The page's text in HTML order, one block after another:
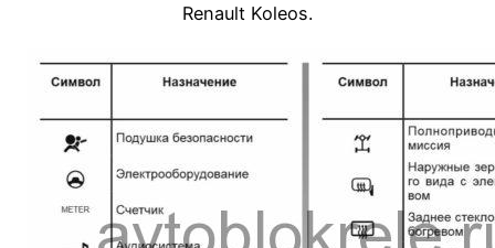
Renault Koleos.